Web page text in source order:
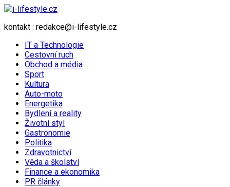
kontakt : redakce@i-lifestyle.cz
IT a Technologie
Cestovní ruch
Obchod a média
Sport
Kultura
Auto-moto
Energetika
Bydlení a reality
Životní styl
Gastronomie
Politika
Zdravotnictví
Věda a školství
Finance a ekonomika
PR články